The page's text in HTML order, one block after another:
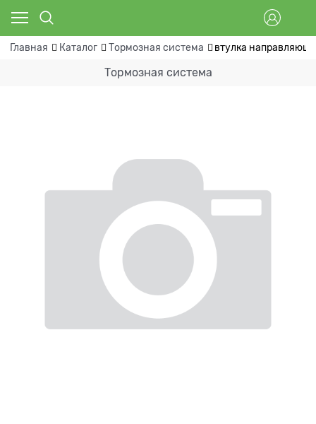
Главная Каталог Тормозная система втулка
Тормозная система